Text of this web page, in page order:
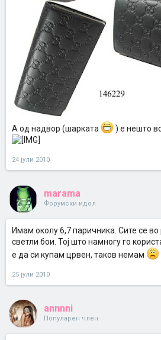
А од надвор (шарката ) е нешто
24 јули 2010
marama
Форумски идол
Имам околу 6,7 паричника. Сите се во
светли бои. Тој што намногу го
е да си купам црвен, таков немам
25 јули 2010
annnni
Популарен член